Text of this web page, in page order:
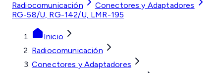
Radiocomunicación
Conectores y Adaptadores
RG-58/U, RG-142/U, LMR-195
Inicio
Radiocomunicación
Conectores y Adaptadores